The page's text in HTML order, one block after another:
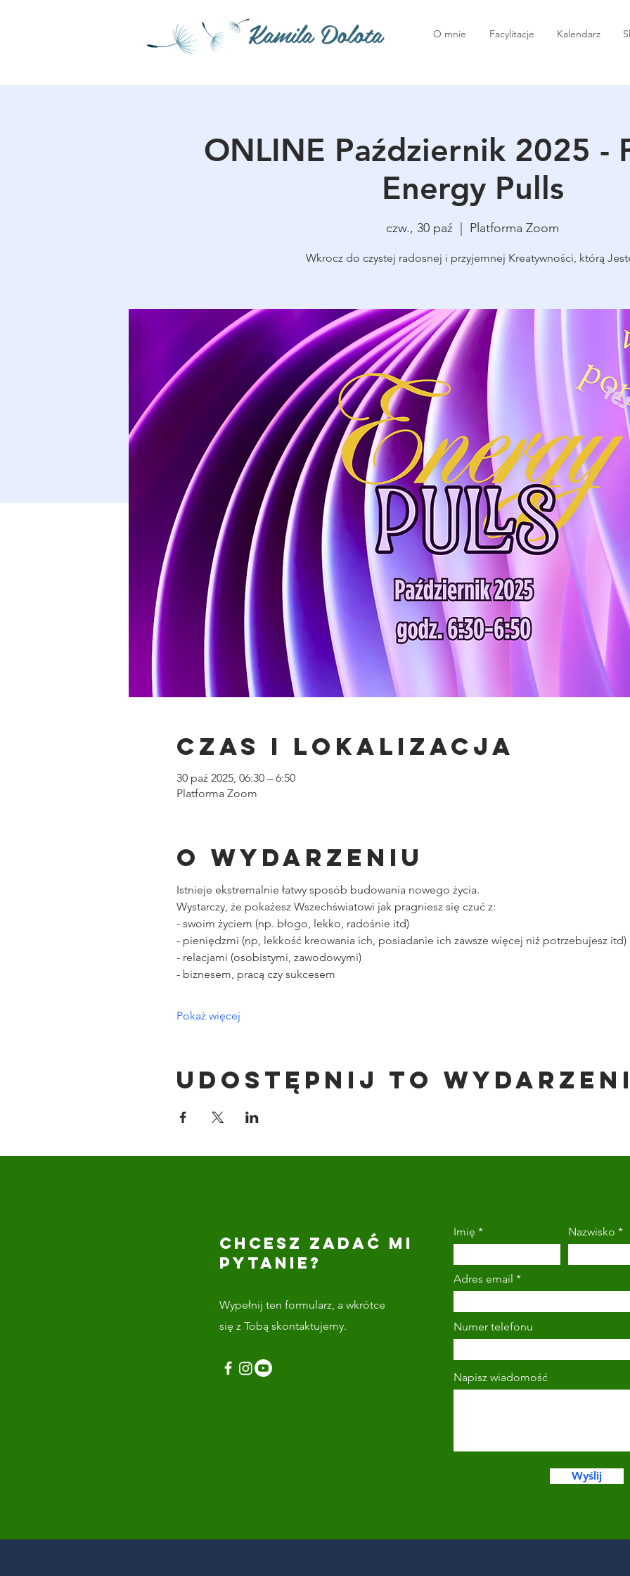
Kamila Dolota O mnie Facylitacje Kalendarz
ONLINE Październik 2025 -
Energy Pulls
czw., 30 paź
  |
Platforma Zoom
Wkrocz do czystej radosnej i przyjemnej Kreatywności, którą
Czas i lokalizacja
30 paź 2025, 06:30 – 6:50
Platforma Zoom
O wydarzeniu
Istnieje ekstremalnie łatwy sposób budowania nowego życia.
Wystarczy, że pokażesz Wszechświatowi jak pragniesz się czuć z:
- swoim życiem (np. błogo, lekko, radośnie itd)
- pieniędzmi (np, lekkość kreowania ich, posiadanie ich zawsze więcej niż potrzebujesz itd)
- relacjami (osobistymi, zawodowymi)
- biznesem, pracą czy sukcesem
Pokaż więcej
Udostępnij to
CHCESZ ZADAĆ MI
PYTANIE?
Wypełnij ten formularz, a wkrótce
się z Tobą skontaktujemy.
Imię Nazwisko
Adres email
Numer telefonu
Napisz wiadomość
Wyślij